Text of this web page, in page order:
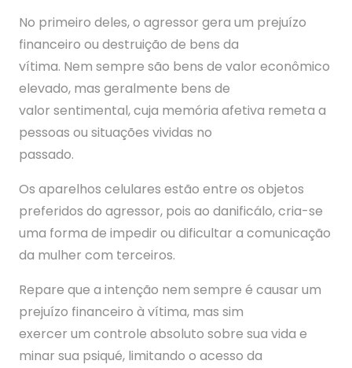
No primeiro deles, o agressor gera um prejuízo
financeiro ou destruição de bens da
vítima. Nem sempre são bens de valor econômico
elevado, mas geralmente bens de
valor sentimental, cuja memória afetiva remeta a
pessoas ou situações vividas no
passado.
Os aparelhos celulares estão entre os objetos
preferidos do agressor, pois ao danificálo, cria-se
uma forma de impedir ou dificultar a comunicação
da mulher com terceiros.
Repare que a intenção nem sempre é causar um
prejuízo financeiro à vítima, mas sim
exercer um controle absoluto sobre sua vida e
minar sua psiqué, limitando o acesso da